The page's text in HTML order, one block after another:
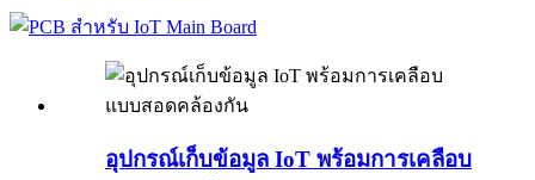
อุปกรณ์เก็บข้อมูล IoT พร้อมการเคลือบ